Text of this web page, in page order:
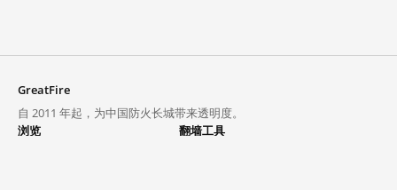
GreatFire
自 2011 年起，为中国防火长城带来透明度。
浏览
翻墙工具